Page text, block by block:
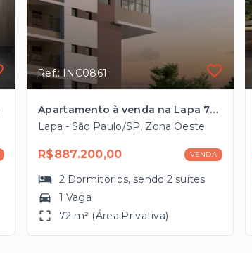
Ref.: INC0861
Apartamento à venda na Lapa 72m², 2 suítes, 1 vaga próximo ao Bourbon Shopping
Lapa - São Paulo/SP, Zona Oeste
R$887.200,00 VENDA
2 Dormitórios, sendo2 suítes
1 Vaga
72 m² (Área Privativa)